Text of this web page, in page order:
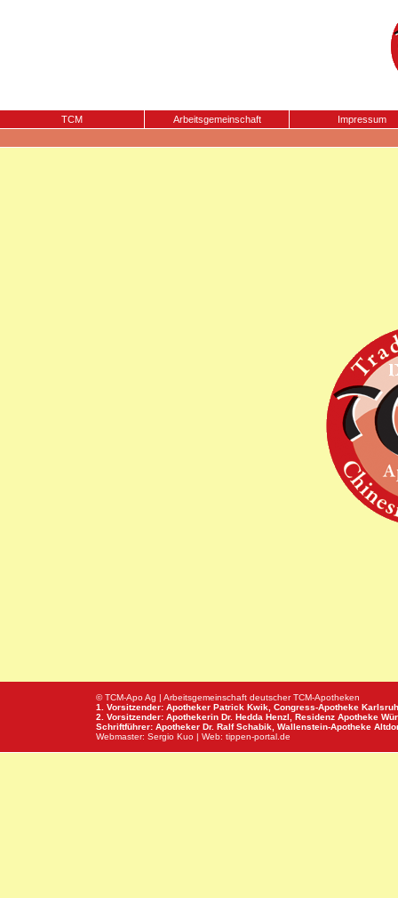
TCM Arbeitsgemeinschaft Impressum
© TCM-Apo Ag | Arbeitsgemeinschaft deutscher TCM-Apotheken
1. Vorsitzender: Apotheker Patrick Kwik, Congress-Apotheke
2. Vorsitzender: Apothekerin Dr. Hedda Henzl, Residenz Apotheke
Schriftführer: Apotheker Dr. Ralf Schabik, Wallenstein-Apotheke
Webmaster: Sergio Kuo | Web: tippen-portal.de